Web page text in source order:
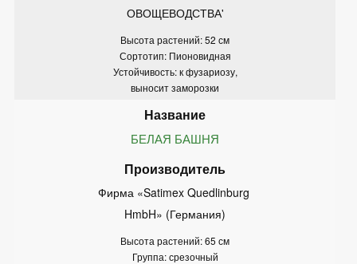
ОВОЩЕВОДСТВА'
Высота растений: 52 см
Сортотип: Пионовидная
Устойчивость: к фузариозу,
выносит заморозки
БЕЛАЯ БАШНЯ
Фирма «Satimex Quedlinburg
HmbH» (Германия)
Высота растений: 65 см
Группа: срезочный